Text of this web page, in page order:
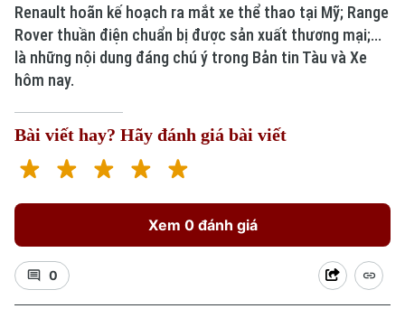
Renault hoãn kế hoạch ra mắt xe thể thao tại Mỹ; Range
Rover thuần điện chuẩn bị được sản xuất thương mại;...
là những nội dung đáng chú ý trong Bản tin Tàu và Xe
hôm nay.
Bài viết hay? Hãy đánh giá bài viết
Xem 0 đánh giá
0